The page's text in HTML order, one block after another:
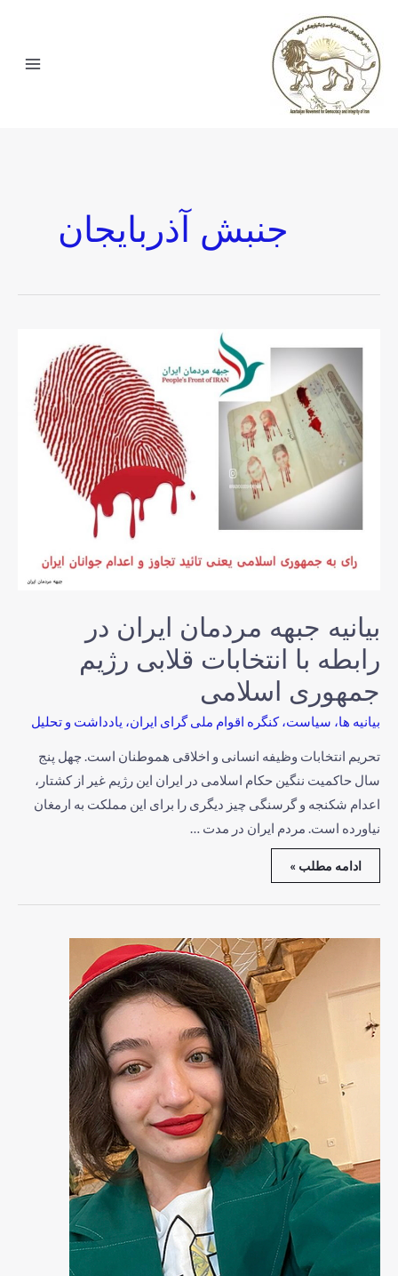
جنبش آذربایجان
بیانیە جبهە مردمان ایران در
رابطە با انتخابات قلابی رژیم
جمهوری اسلامی
بیانیه ها، سیاست،کنگره اقوام ملی گرای ایران، یادداشت و تحلیل
تحریم انتخابات وظیفه انسانی و اخلاقی هموطنان است. چهل پنج
سال حاکمیت ننگین حکام اسلامی در ایران این رژیم غیر از کشتار،
اعدام شکنجه و گرسنگی چیز دیگری را برای این مملکت به ارمغان
نیاورده است. مردم ایران در مدت …
ادامه مطلب »